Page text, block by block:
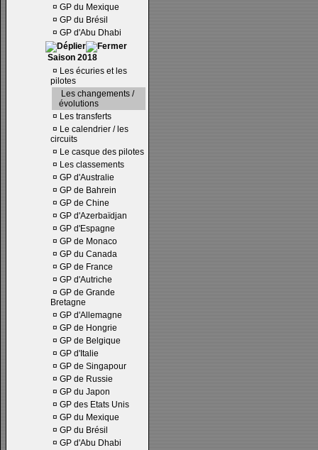
¤ GP du Mexique
¤ GP du Brésil
¤ GP d'Abu Dhabi
Saison 2018
¤ Les écuries et les
pilotes
Les changements /
évolutions
¤ Les transferts
¤ Le calendrier / les
circuits
¤ Le casque des pilotes
¤ Les classements
¤ GP d'Australie
¤ GP de Bahrein
¤ GP de Chine
¤ GP d'Azerbaïdjan
¤ GP d'Espagne
¤ GP de Monaco
¤ GP du Canada
¤ GP de France
¤ GP d'Autriche
¤ GP de Grande
Bretagne
¤ GP d'Allemagne
¤ GP de Hongrie
¤ GP de Belgique
¤ GP d'Italie
¤ GP de Singapour
¤ GP de Russie
¤ GP du Japon
¤ GP des Etats Unis
¤ GP du Mexique
¤ GP du Brésil
¤ GP d'Abu Dhabi